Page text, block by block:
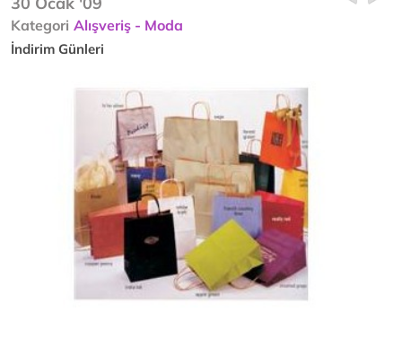
Kategori Alışveriş - Moda
İndirim Günleri